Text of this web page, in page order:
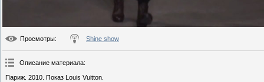
Просмотры: Shine show
Описание материала:
Париж. 2010. Показ Louis Vuitton.